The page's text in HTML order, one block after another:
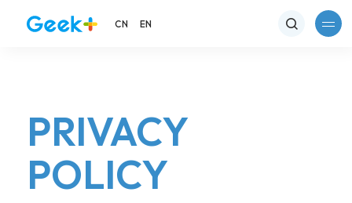
CN EN
PRIVACY
POLICY